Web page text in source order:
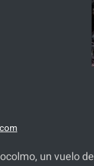
un vuelo